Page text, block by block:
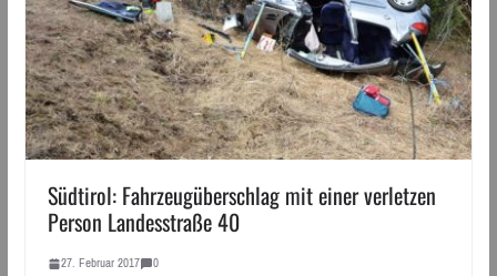
Südtirol: Fahrzeugüberschlag mit einer verletzen
Person Landesstraße 40
27. Februar 2017 0